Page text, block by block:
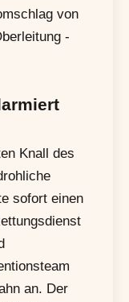
von
-
Knall des
sofort einen
an. Der